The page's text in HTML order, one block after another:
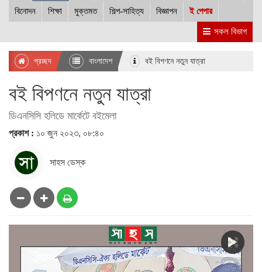
বিনোদন শিক্ষা মুক্তমত শিল্প-সাহিত্য বিজ্ঞাপন ই পেপার
সকল বিভাগ
প্রচ্ছদ বাংলাদেশ বই বিপণনে নতুন যাত্রা
বই বিপণনে নতুন যাত্রা
ডিএনসিসি হলিডে মার্কেটে বইমেলা
প্রকাশ : ১০ জুন ২০২৩, ০৮:৪০
সাহস ডেস্ক